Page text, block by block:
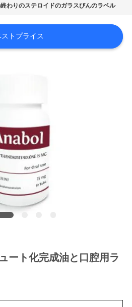
わりのステロイドのガラスびんのラベル
ストプライス
ート化完成油と口腔用ラ